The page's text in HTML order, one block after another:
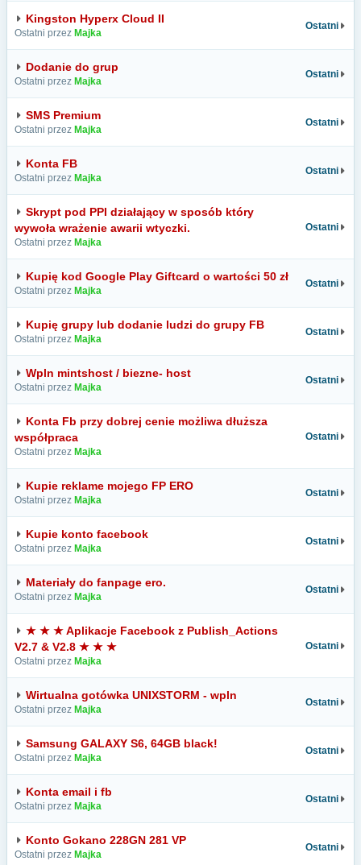
Kingston Hyperx Cloud II
Ostatni przez Majka
Ostatni
Dodanie do grup
Ostatni przez Majka
Ostatni
SMS Premium
Ostatni przez Majka
Ostatni
Konta FB
Ostatni przez Majka
Ostatni
Skrypt pod PPI działający w sposób który
wywoła wrażenie awarii wtyczki.
Ostatni przez Majka
Ostatni
Kupię kod Google Play Giftcard o wartości 50 zł
Ostatni przez Majka
Ostatni
Kupię grupy lub dodanie ludzi do grupy FB
Ostatni przez Majka
Ostatni
Wpln mintshost / biezne- host
Ostatni przez Majka
Ostatni
Konta Fb przy dobrej cenie możliwa dłuższa
współpraca
Ostatni przez Majka
Ostatni
Kupie reklame mojego FP ERO
Ostatni przez Majka
Ostatni
Kupie konto facebook
Ostatni przez Majka
Ostatni
Materiały do fanpage ero.
Ostatni przez Majka
Ostatni
★ ★ ★ Aplikacje Facebook z Publish_Actions
V2.7 & V2.8 ★ ★ ★
Ostatni przez Majka
Ostatni
Wirtualna gotówka UNIXSTORM - wpln
Ostatni przez Majka
Ostatni
Samsung GALAXY S6, 64GB black!
Ostatni przez Majka
Ostatni
Konta email i fb
Ostatni przez Majka
Ostatni
Konto Gokano 228GN 281 VP
Ostatni przez Majka
Ostatni